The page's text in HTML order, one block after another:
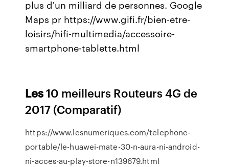
plus d'un milliard de personnes. Google
Maps pr https://www.gifi.fr/bien-etre-
loisirs/hifi-multimedia/accessoire-
smartphone-tablette.html
Les10 meilleurs Routeurs 4G de
2017 (Comparatif)
https://www.lesnumeriques.com/telephone-
portable/le-huawei-mate-30-n-aura-ni-android-
ni-acces-au-play-store-n139679.html